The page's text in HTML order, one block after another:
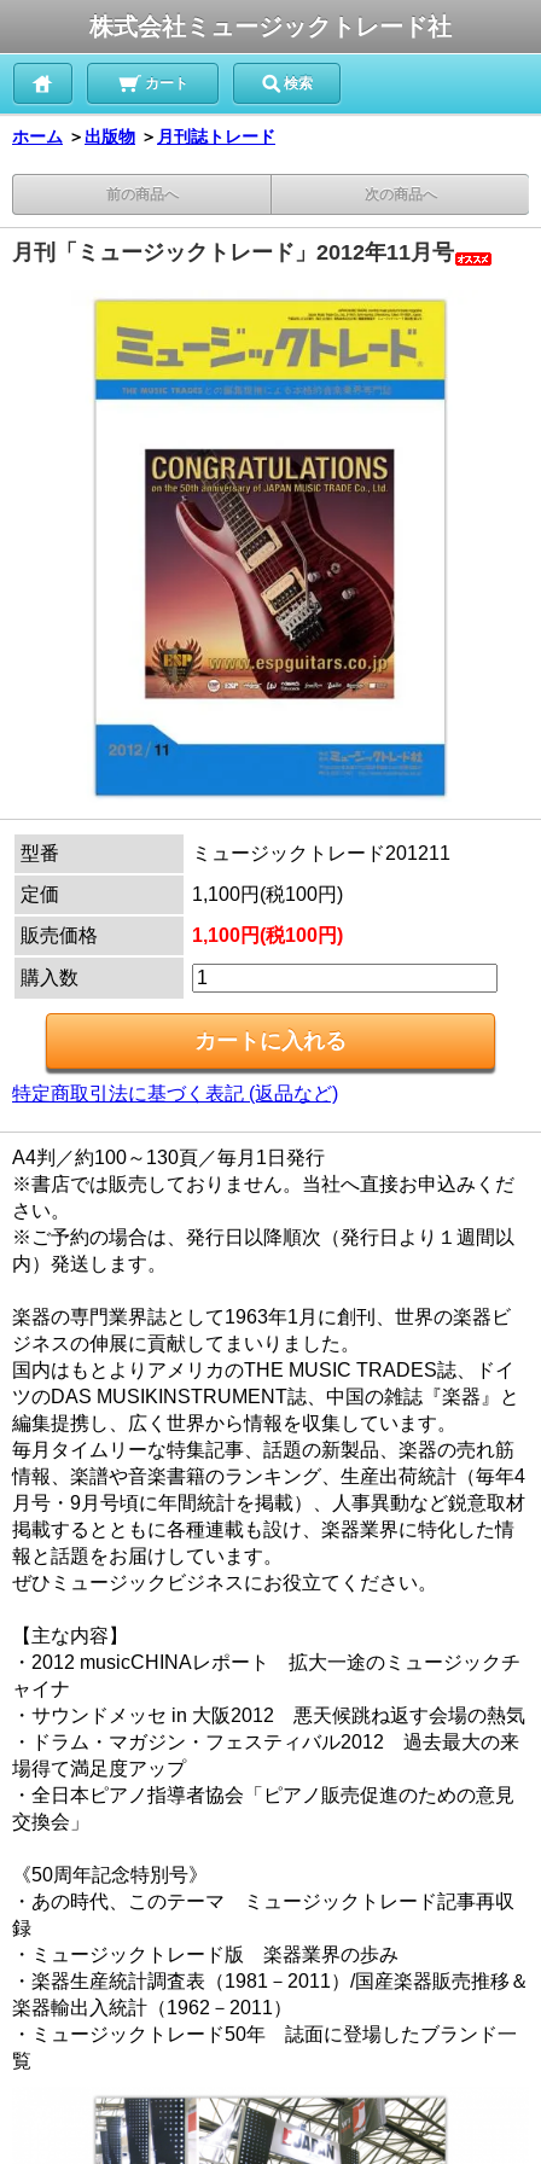
株式会社ミュージックトレード社
カート 検索
ホーム ＞ 出版物 ＞ 月刊誌トレード
前の商品へ 次の商品へ
月刊「ミュージックトレード」2012年11月号
型番
ミュージックトレード201211
定価
1,100円(税100円)
販売価格
1,100円(税100円)
購入数
特定商取引法に基づく表記 (返品など)
A4判／約100～130頁／毎月1日発行
※書店では販売しておりません。当社へ直接お申込みくだ
さい。
※ご予約の場合は、発行日以降順次（発行日より１週間以
内）発送します。
楽器の専門業界誌として1963年1月に創刊、世界の楽器ビ
ジネスの伸展に貢献してまいりました。
国内はもとよりアメリカのTHE MUSIC TRADES誌、ドイ
ツのDAS MUSIKINSTRUMENT誌、中国の雑誌『楽器』と
編集提携し、広く世界から情報を収集しています。
毎月タイムリーな特集記事、話題の新製品、楽器の売れ筋
情報、楽譜や音楽書籍のランキング、生産出荷統計（毎年4
月号・9月号頃に年間統計を掲載）、人事異動など鋭意取材
掲載するとともに各種連載も設け、楽器業界に特化した情
報と話題をお届けしています。
ぜひミュージックビジネスにお役立てください。
【主な内容】
・2012 musicCHINAレポート 拡大一途のミュージックチ
ャイナ
・サウンドメッセ in 大阪2012 悪天候跳ね返す会場の熱気
・ドラム・マガジン・フェスティバル2012 過去最大の来
場得て満足度アップ
・全日本ピアノ指導者協会「ピアノ販売促進のための意見
交換会」
《50周年記念特別号》
・あの時代、このテーマ ミュージックトレード記事再収
録
・ミュージックトレード版 楽器業界の歩み
・楽器生産統計調査表（1981－2011）/国産楽器販売推移＆
楽器輸出入統計（1962－2011）
・ミュージックトレード50年 誌面に登場したブランド一
覧